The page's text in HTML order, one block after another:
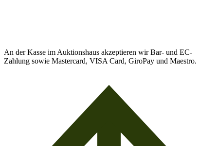
An der Kasse im Auktionshaus akzeptieren wir Bar- und EC-
Zahlung sowie Mastercard, VISA Card, GiroPay und Maestro.